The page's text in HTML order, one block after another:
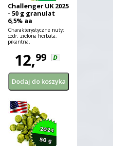
Challenger UK 2025
- 50 g granulat
6,5% aa
Charakterystyczne nuty:
cedr, zielona herbata,
pikantna.
12,99 D